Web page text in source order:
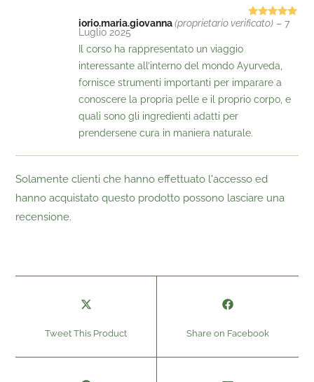
Valutato 5
iorio.maria.giovanna(proprietario verificato) – 7
Luglio 2025
Il corso ha rappresentato un viaggio
interessante all’interno del mondo Ayurveda,
fornisce strumenti importanti per imparare a
conoscere la propria pelle e il proprio corpo, e
quali sono gli ingredienti adatti per
prendersene cura in maniera naturale.
Solamente clienti che hanno effettuato l'accesso ed
hanno acquistato questo prodotto possono lasciare una
recensione.
Tweet This Product Share on Facebook